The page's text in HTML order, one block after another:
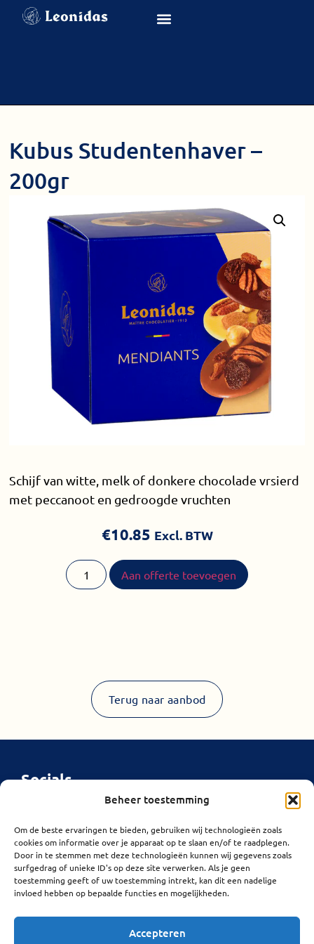
Beheer toestemming
Om de beste ervaringen te bieden, gebruiken wij technologieën zoals
cookies om informatie over je apparaat op te slaan en/of te raadplegen.
Door in te stemmen met deze technologieën kunnen wij gegevens zoals
surfgedrag of unieke ID's op deze site verwerken. Als je geen
toestemming geeft of uw toestemming intrekt, kan dit een nadelige
invloed hebben op bepaalde functies en mogelijkheden.
Accepteren
Kubus Studentenhaver –
200gr
Schijf van witte, melk of donkere chocolade vrsierd
met peccanoot en gedroogde vruchten
€10.85 Excl. BTW
Aan offerte toevoegen
Terug naar aanbod
Adres
Sint-jansplein
1
2550 Kontich
Socials
Maandag
13:00–
18:00
Dinsdag Gesloten
Woensdag 09:30–
18:00
Links
Privacybeleid
Cookiebeleid